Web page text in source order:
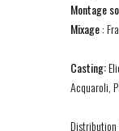
Montage
Mixage:
Casting:
Acquaroli,
Distribution